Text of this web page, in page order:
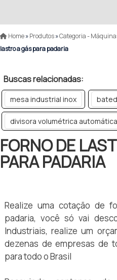
Home»Produtos»Categoria -
lastro a gás para padaria
Buscas relacionadas:
mesa industrial inox
divisora volumétrica automática
FORNO DE
PARA PADARIA
Realize uma cotação de
padaria, você só vai
Industriais, realize um
dezenas de empresas de
para todo o Brasil